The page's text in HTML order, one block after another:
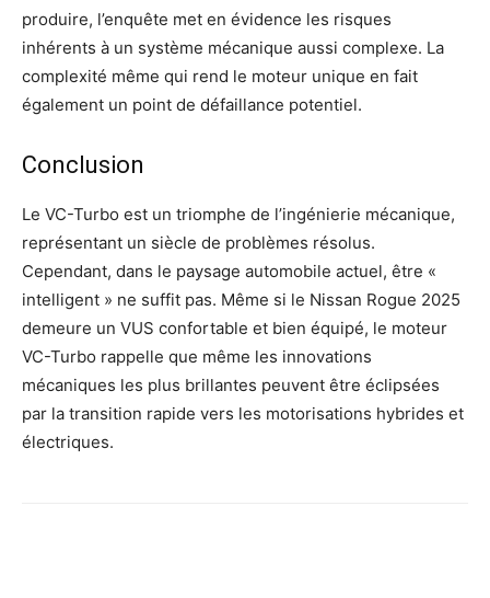
produire, l’enquête met en évidence les risques
inhérents à un système mécanique aussi complexe. La
complexité même qui rend le moteur unique en fait
également un point de défaillance potentiel.
Conclusion
Le VC-Turbo est un triomphe de l’ingénierie mécanique,
représentant un siècle de problèmes résolus.
Cependant, dans le paysage automobile actuel, être «
intelligent » ne suffit pas. Même si le Nissan Rogue 2025
demeure un VUS confortable et bien équipé, le moteur
VC-Turbo rappelle que même les innovations
mécaniques les plus brillantes peuvent être éclipsées
par la transition rapide vers les motorisations hybrides et
électriques.